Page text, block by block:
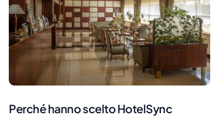
Perché hanno scelto HotelSync